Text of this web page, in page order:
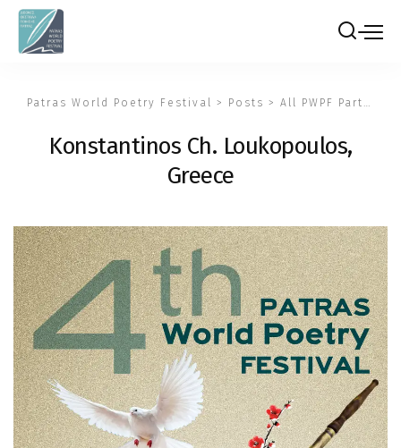
Patras World Poetry Festival > Posts > All PWPF Participants
Konstantinos Ch. Loukopoulos,
Greece